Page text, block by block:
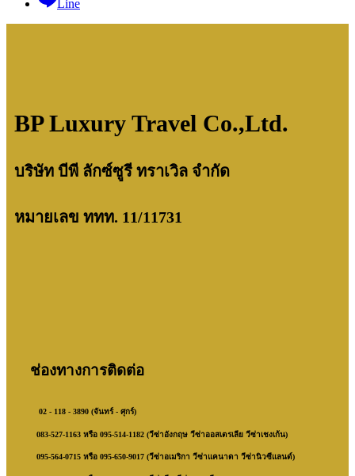
Line
BP Luxury Travel Co.,Ltd.
บริษัท บีพี ลักซ์ซูรี ทราเวิล จำกัด
หมายเลข ททท. 11/11731
ช่องทางการติดต่อ
02 - 118 - 3890 (จันทร์ - ศุกร์)
083-527-1163 หรือ 095-514-1182 (วีซ่าอังกฤษ วีซ่าออสเตรเลีย วีซ่าเชงเก้น)
095-564-0715 หรือ 095-650-9017 (วีซ่าอเมริกา วีซ่าแคนาดา วีซ่านิวซีแลนด์)